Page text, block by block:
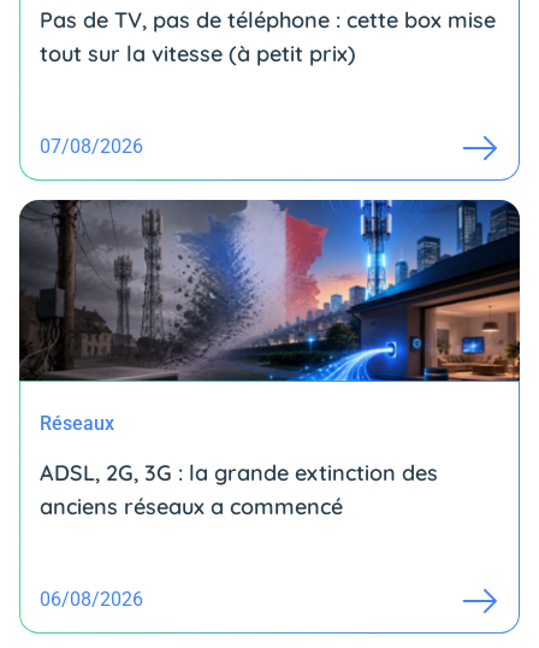
Pas de TV, pas de téléphone : cette box mise
tout sur la vitesse (à petit prix)
07/08/2026
Réseaux
ADSL, 2G, 3G : la grande extinction des
anciens réseaux a commencé
06/08/2026